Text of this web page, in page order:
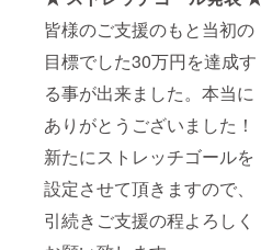
皆様のご支援のもと当初の
目標でした30万円を達成す
る事が出来ました。本当に
ありがとうございました！
新たにストレッチゴールを
設定させて頂きますので、
引続きご支援の程よろしく